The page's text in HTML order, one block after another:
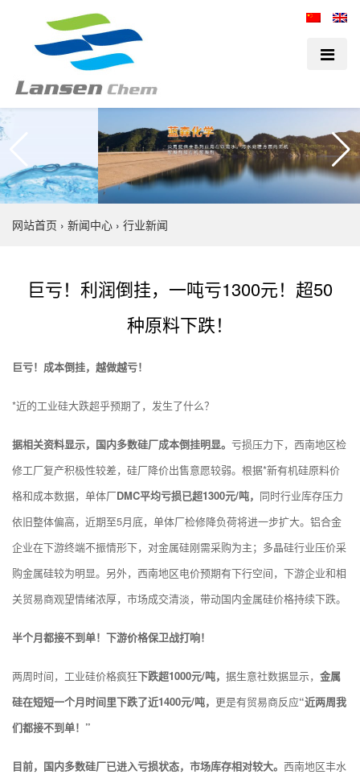
网站首页 › 新闻中心 › 行业新闻
巨亏！利润倒挂，一吨亏1300元！超50
种原料下跌！
巨亏！成本倒挂，越做越亏！
*近的工业硅大跌超乎预期了，发生了什么？
据相关资料显示，国内多数硅厂成本倒挂明显。 亏损压力下，西南地区检
修工厂复产积极性较差，硅厂降价出售意愿较弱。根据*新有机硅原料价
格和成本数据，单体厂DMC平均亏损已超1300元/吨， 同时行业库存压力
依旧整体偏高，近期至5月底，单体厂检修降负荷将进一步扩大。铝合金
企业在下游终端不振情形下，对金属硅刚需采购为主；多晶硅行业压价采
购金属硅较为明显。另外，西南地区电价预期有下行空间，下游企业和相
关贸易商观望情绪浓厚，市场成交清淡，带动国内金属硅价格持续下跌。
半个月都接不到单！下游价格保卫战打响！
两周时间，工业硅价格疯狂下跌超1000元/吨， 据生意社数据显示， 金属
硅在短短一个月时间里下跌了近1400元/吨， 更是有贸易商反应“近两周我
们都接不到单！”
目前，国内多数硅厂已进入亏损状态，市场库存相对较大。 西南地区丰水